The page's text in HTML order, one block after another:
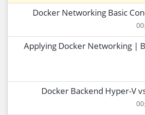
20. Applying Docker Networking |